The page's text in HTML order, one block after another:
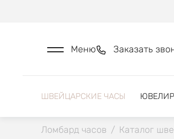
Меню Заказать
ШВЕЙЦАРСКИЕ ЧАСЫ
Ломбард часов / Каталог